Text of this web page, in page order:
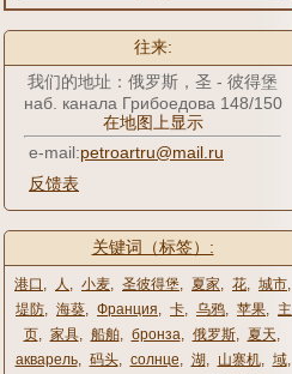
往来:
我们的地址：俄罗斯，圣 - 彼得堡
наб. канала Грибоедова 148/150
在地图上显示
e-mail:petroartru@mail.ru
反馈表
关键词（标签）:
港口 , 人 , 小麦, 圣彼得堡, 夏家, 花, 城市,
堤防, 海葵, Франция, 卡, 乌鸦, 苹果, 主
页, 家具, 船舶, бронза, 俄罗斯, 夏天,
акварель, 码头, солнце, 湖, 山寨机, 域,